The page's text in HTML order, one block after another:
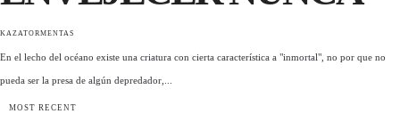
KAZATORMENTAS
En el lecho del océano existe una criatura con cierta característica a "inmortal", no por que no
pueda ser la presa de algún depredador,...
MOST RECENT